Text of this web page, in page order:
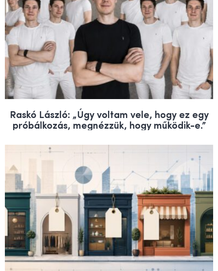
Raskó László: „Úgy voltam vele, hogy ez egy
próbálkozás, megnézzük, hogy működik-e.”